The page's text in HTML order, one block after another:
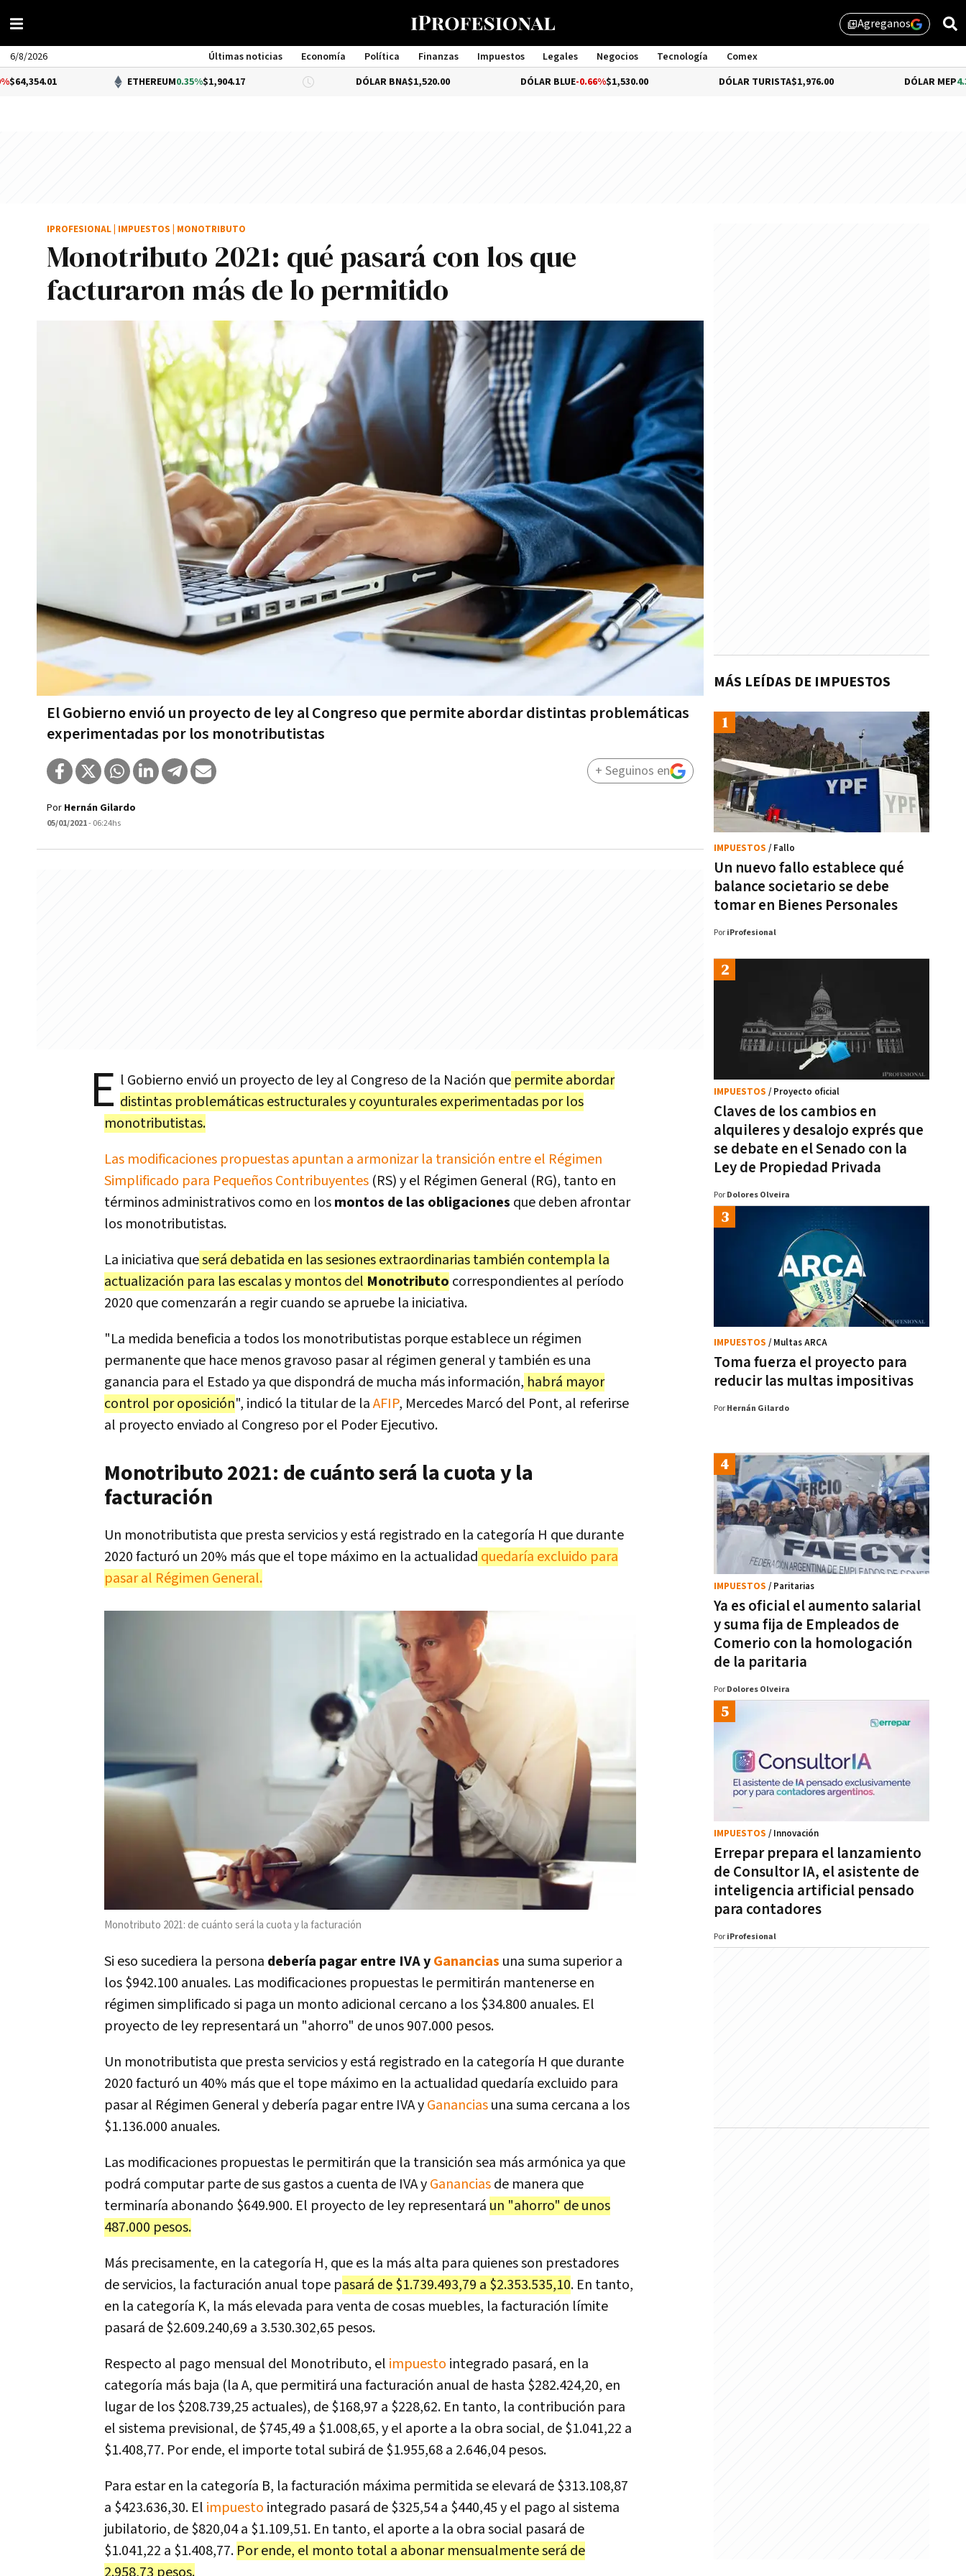
library_addAgreganos
6/8/2026 Últimas noticias Economía Política Finanzas Impuestos Legales Negocios Tecnología
Comex
Management
ETHEREUM 0.35%$1,904.17 DÓLAR BNA $1,520.00 DÓLAR BLUE-0.66%$1,530.00 DÓLAR TURISTA$1,976.00 DÓLAR MEP4.35%
Monotributo 2021: qué pasará con los que
facturaron más de lo permitido
El Gobierno envió un proyecto de ley al Congreso que permite abordar distintas problemáticas
experimentadas por los monotributistas
IPROFESIONAL IMPUESTOS MONOTRIBUTO
Por Hernán Gilardo
05/01/2021- 06:24hs
+ Seguinos en
E l Gobierno envió un proyecto de ley al Congreso de la Nación que permite abordar
distintas problemáticas estructurales y coyunturales experimentadas por los
monotributistas.
Las modificaciones propuestas apuntan a armonizar la transición entre el Régimen
Simplificado para Pequeños Contribuyentes (RS) y el Régimen General (RG), tanto en
términos administrativos como en losmontos de las obligaciones que deben afrontar
los monotributistas.
La iniciativa queserá debatida en las sesiones extraordinarias también contempla la
actualización para las escalas y montos del Monotributo correspondientes al período
2020 que comenzarán a regir cuando se apruebe la iniciativa.
"La medida beneficia a todos los monotributistas porque establece un régimen
permanente que hace menos gravoso pasar al régimen general y también es una
ganancia para el Estado ya que dispondrá de mucha más información, habrá mayor
control por oposición", indicó la titular de laAFIP, Mercedes Marcó del Pont, al referirse
al proyecto enviado al Congreso por el Poder Ejecutivo.
Monotributo 2021: de cuánto será la cuota y la
facturación
Un monotributista que presta servicios y está registrado en la categoría H que durante
2020 facturó un 20% más que el tope máximo en la actualidad quedaría excluido para
pasar al Régimen General.
Monotributo 2021: de cuánto será la cuota y la facturación
Si eso sucediera la persona debería pagar entre IVA yGanancias una suma superior a
los $942.100 anuales. Las modificaciones propuestas le permitirán mantenerse en
régimen simplificado si paga un monto adicional cercano a los $34.800 anuales. El
proyecto de ley representará un "ahorro" de unos 907.000 pesos.
Un monotributista que presta servicios y está registrado en la categoría H que durante
2020 facturó un 40% más que el tope máximo en la actualidad quedaría excluido para
pasar al Régimen General y debería pagar entre IVA yGananciasuna suma cercana a los
$1.136.000 anuales.
Las modificaciones propuestas le permitirán que la transición sea más armónica ya que
podrá computar parte de sus gastos a cuenta de IVA yGananciasde manera que
terminaría abonando $649.900. El proyecto de ley representará un "ahorro" de unos
487.000 pesos.
Más precisamente, en la categoría H, que es la más alta para quienes son prestadores
de servicios, la facturación anual tope pasará de $1.739.493,79 a $2.353.535,10. En tanto,
en la categoría K, la más elevada para venta de cosas muebles, la facturación límite
pasará de $2.609.240,69 a 3.530.302,65 pesos.
Respecto al pago mensual del Monotributo, el impuesto integrado pasará, en la
categoría más baja (la A, que permitirá una facturación anual de hasta $282.424,20, en
lugar de los $208.739,25 actuales), de $168,97 a $228,62. En tanto, la contribución para
el sistema previsional, de $745,49 a $1.008,65, y el aporte a la obra social, de $1.041,22 a
$1.408,77. Por ende, el importe total subirá de $1.955,68 a 2.646,04 pesos.
Para estar en la categoría B, la facturación máxima permitida se elevará de $313.108,87
a $423.636,30. El impuesto integrado pasará de $325,54 a $440,45 y el pago al sistema
jubilatorio, de $820,04 a $1.109,51. En tanto, el aporte a la obra social pasará de
$1.041,22 a $1.408,77. Por ende, el monto total a abonar mensualmente será de
MÁS LEÍDAS DE IMPUESTOS
Un nuevo fallo establece qué
balance societario se debe
tomar en Bienes Personales
IMPUESTOS / Fallo
Por iProfesional
Claves de los cambios en
alquileres y desalojo exprés que
se debate en el Senado con la
Ley de Propiedad Privada
IMPUESTOS / Proyecto oficial
Por Dolores Olveira
Toma fuerza el proyecto para
reducir las multas impositivas
IMPUESTOS / Multas ARCA
Por Hernán Gilardo
Ya es oficial el aumento salarial
y suma fija de Empleados de
Comerio con la homologación
de la paritaria
IMPUESTOS / Paritarias
Por Dolores Olveira
Errepar prepara el lanzamiento
de Consultor IA, el asistente de
inteligencia artificial pensado
para contadores
IMPUESTOS / Innovación
Por iProfesional